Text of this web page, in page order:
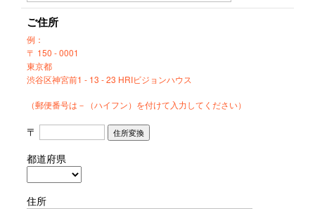
ご住所
例：
〒 150 - 0001
東京都
渋谷区神宮前1 - 13 - 23 HRIビジョンハウス
（郵便番号は－（ハイフン）を付けて入力してください）
〒
都道府県
住所